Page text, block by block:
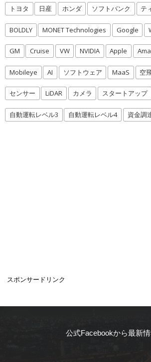
トヨタ 日産 ホンダ ソフトバンク テ
BOLDLY MONET Technologies Google
GM Cruise VW NVIDIA Apple
Mobileye AI ソフトウェア MaaS 空
センサー LiDAR カメラ スタートアップ
自動運転レベル3 自動運転レベル4 資金調
スポンサードリンク
公式Facebookから最新